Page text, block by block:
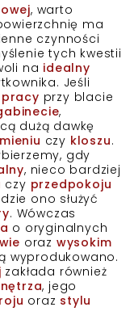
, warto
ma
czynności
tych kwestii
na idealny
Jeśli
przy blacie
,
dużą dawkę
czy kloszu.
gdy
, nieco bardziej
czy przedpokoju
ono służyć
. Wówczas
o oryginalnych
oraz wysokim
wyprodukowano.
zakłada również
, jego
oraz stylu